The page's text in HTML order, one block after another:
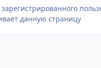
данную страницу